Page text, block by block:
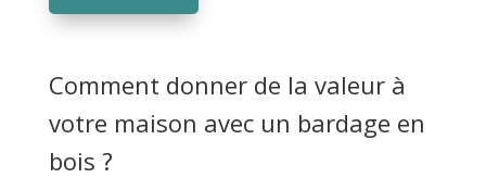
Comment donner de la valeur à
votre maison avec un bardage en
bois ?